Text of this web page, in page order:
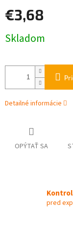
€3,68
cena:
Skladom
Detailné informácie
OPÝTAŤ SA
pred